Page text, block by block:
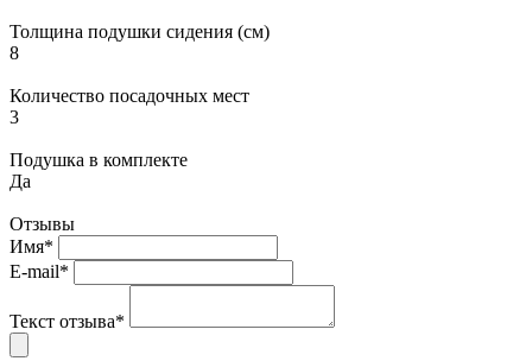
Толщина подушки сидения (см)
8
Количество посадочных мест
3
Подушка в комплекте
Да
Отзывы
Имя*
E-mail*
Текст отзыва*